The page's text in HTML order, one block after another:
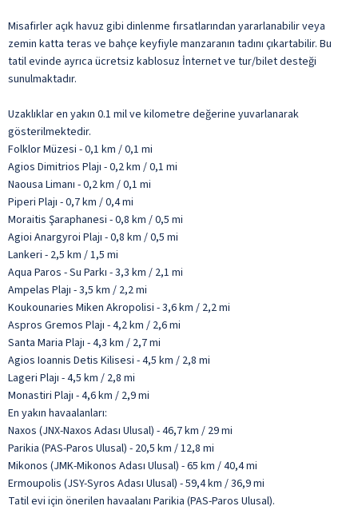
Misafirler açık havuz gibi dinlenme fırsatlarından yararlanabilir veya
zemin katta teras ve bahçe keyfiyle manzaranın tadını çıkartabilir. Bu
tatil evinde ayrıca ücretsiz kablosuz İnternet ve tur/bilet desteği
sunulmaktadır.
Uzaklıklar en yakın 0.1 mil ve kilometre değerine yuvarlanarak
gösterilmektedir.
Folklor Müzesi - 0,1 km / 0,1 mi
Agios Dimitrios Plajı - 0,2 km / 0,1 mi
Naousa Limanı - 0,2 km / 0,1 mi
Piperi Plajı - 0,7 km / 0,4 mi
Moraitis Şaraphanesi - 0,8 km / 0,5 mi
Agioi Anargyroi Plajı - 0,8 km / 0,5 mi
Lankeri - 2,5 km / 1,5 mi
Aqua Paros - Su Parkı - 3,3 km / 2,1 mi
Ampelas Plajı - 3,5 km / 2,2 mi
Koukounaries Miken Akropolisi - 3,6 km / 2,2 mi
Aspros Gremos Plajı - 4,2 km / 2,6 mi
Santa Maria Plajı - 4,3 km / 2,7 mi
Agios Ioannis Detis Kilisesi - 4,5 km / 2,8 mi
Lageri Plajı - 4,5 km / 2,8 mi
Monastiri Plajı - 4,6 km / 2,9 mi
En yakın havaalanları:
Naxos (JNX-Naxos Adası Ulusal) - 46,7 km / 29 mi
Parikia (PAS-Paros Ulusal) - 20,5 km / 12,8 mi
Mikonos (JMK-Mikonos Adası Ulusal) - 65 km / 40,4 mi
Ermoupolis (JSY-Syros Adası Ulusal) - 59,4 km / 36,9 mi
Tatil evi için önerilen havaalanı Parikia (PAS-Paros Ulusal).